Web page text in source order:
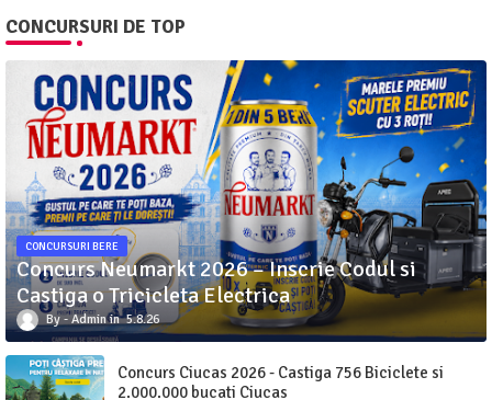
CONCURSURI DE TOP
CONCURSURI BERE
Concurs Neumarkt 2026 – Inscrie Codul si
Castiga o Tricicleta Electrica
Admin 5.8.26
Concurs Ciucas 2026 - Castiga 756 Biciclete si
2.000.000 bucati Ciucas